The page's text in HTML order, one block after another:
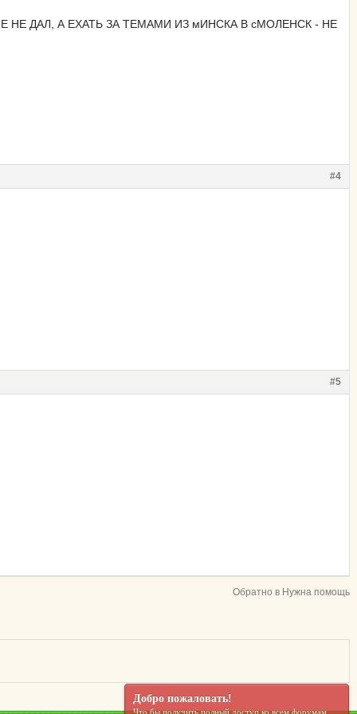
НЕ ДАЛ, А ЕХАТЬ ЗА ТЕМАМИ ИЗ мИНСКА В сМОЛЕНСК - НЕ
#4
#5
Обратно в Нужна помощь
Добро пожаловать!
Что бы получить полный доступ ко всем форумам,